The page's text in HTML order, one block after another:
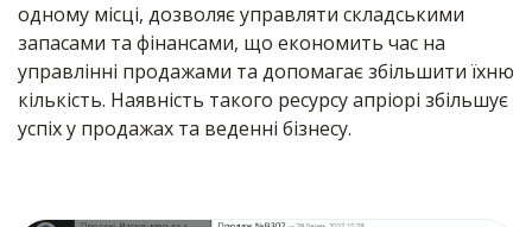
одному місці, дозволяє управляти складськими
запасами та фінансами, що економить час на
управлінні продажами та допомагає збільшити їхню
кількість. Наявність такого ресурсу апріорі збільшує
успіх у продажах та веденні бізнесу.